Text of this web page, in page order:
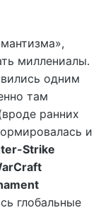
миллениалы.
одним
там
ранних
и
Strike
глобальные